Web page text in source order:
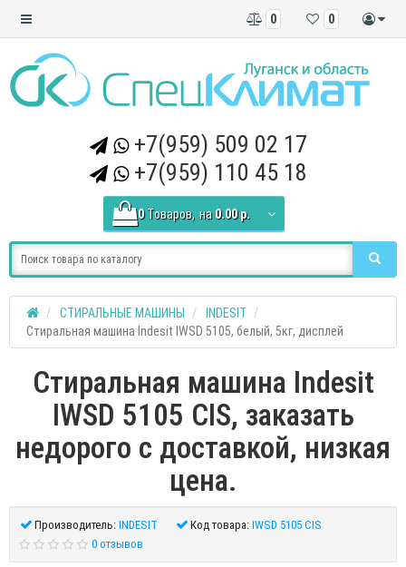
0
0
+7(959) 509 02 17
+7(959) 110 45 18
0 Tоваров, на 0.00 р.
СТИРАЛЬНЫЕ МАШИНЫ
INDESIT
Стиральная машина Indesit IWSD 5105, белый, 5кг, дисплей
Стиральная машина Indesit
IWSD 5105 CIS, заказать
недорого с доставкой, низкая
цена.
Производитель: INDESIT Код товара: IWSD 5105 CIS
0 отзывов